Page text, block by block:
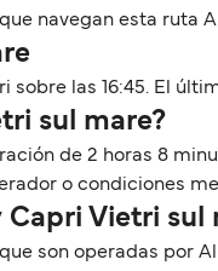
navegan esta ruta
las 16:45. El
sul mare?
de 2 horas 8
o condiciones
Capri Vietri sul
son operadas